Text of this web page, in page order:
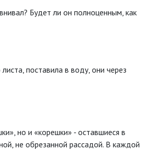
Будет ли он полноценным, как
поставила в воду, они через
но и «корешки» - оставшиеся в
не обрезанной рассадой. В каждой